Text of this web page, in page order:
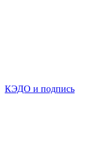
КЭДО и подпись